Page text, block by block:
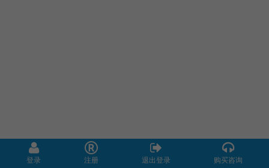
登录 注册 退出登录 购买咨询